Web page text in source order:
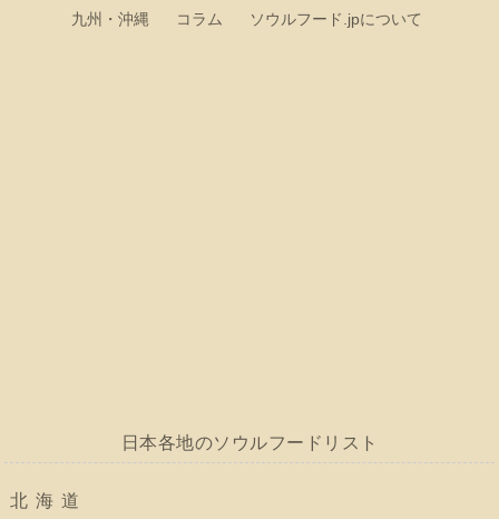
九州・沖縄 コラム ソウルフード.jpについて
日本各地のソウルフードリスト
北海道